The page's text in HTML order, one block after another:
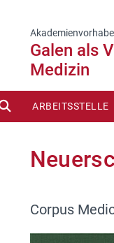
Galen als
Medizin
SUCHE
ARBEITSSTELLE
BEIRAT
BERICHTE
Corpus